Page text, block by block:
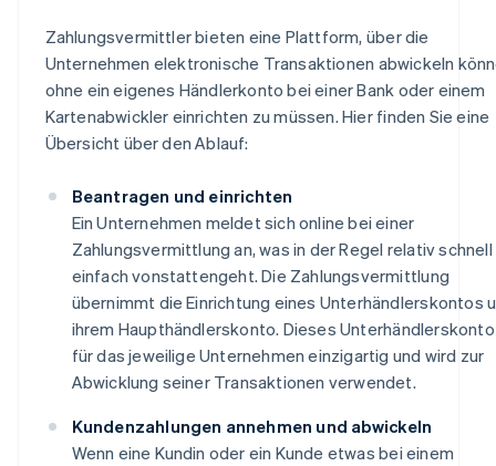
Zahlungsvermittler bieten eine Plattform, über die
Unternehmen elektronische Transaktionen abwickeln
ohne ein eigenes Händlerkonto bei einer Bank oder einem
Kartenabwickler einrichten zu müssen. Hier finden Sie eine
Übersicht über den Ablauf:
Beantragen und einrichten
Ein Unternehmen meldet sich online bei einer
Zahlungsvermittlung an, was in der Regel relativ schnell
einfach vonstattengeht. Die Zahlungsvermittlung
übernimmt die Einrichtung eines Unterhändlerskontos
ihrem Haupthändlerskonto. Dieses
für das jeweilige Unternehmen einzigartig und wird zur
Abwicklung seiner Transaktionen verwendet.
Kundenzahlungen annehmen und abwickeln
Wenn eine Kundin oder ein Kunde etwas bei einem